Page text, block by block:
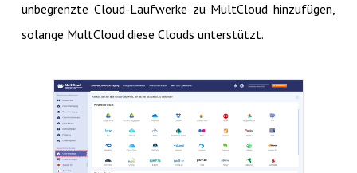
unbegrenzte Cloud-Laufwerke zu MultCloud hinzufügen,
solange MultCloud diese Clouds unterstützt.